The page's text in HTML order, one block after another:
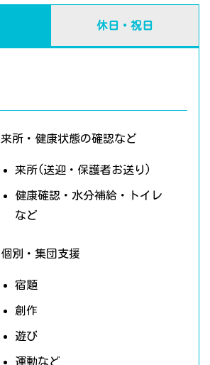
休日・祝日
来所・健康状態の確認など
来所(送迎・保護者お送り)
健康確認・水分補給・トイレ
など
個別・集団支援
宿題
創作
遊び
運動など